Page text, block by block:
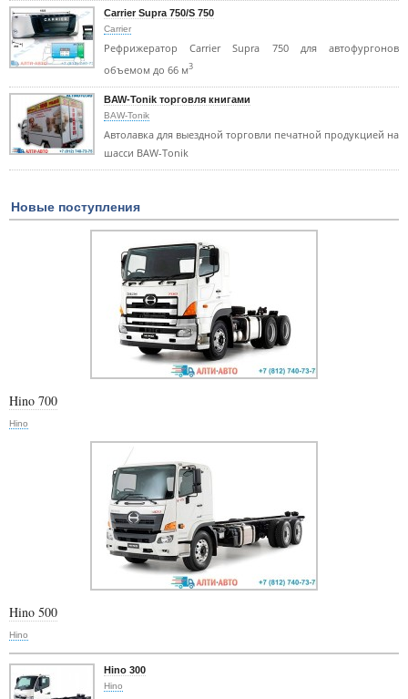
Carrier Supra 750/S 750
Carrier
Рефрижератор Carrier Supra 750 для автофургонов
объемом до 66 м3
BAW-Tonik торговля книгами
BAW-Tonik
Автолавка для выездной торговли печатной продукцией на
шасси BAW-Tonik
Новые поступления
Hino 700
Hino
Hino 500
Hino
Hino 300
Hino